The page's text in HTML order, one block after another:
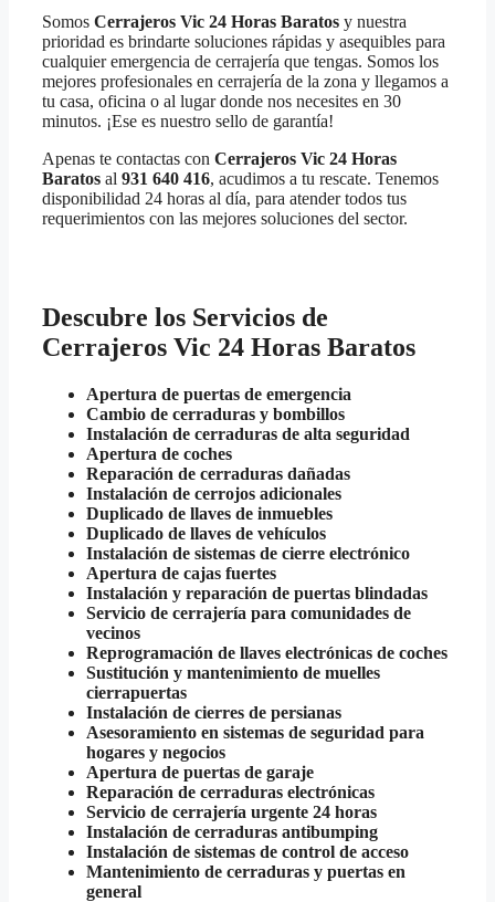
Somos Cerrajeros Vic 24 Horas Baratos y nuestra
prioridad es brindarte soluciones rápidas y asequibles para
cualquier emergencia de cerrajería que tengas. Somos los
mejores profesionales en cerrajería de la zona y llegamos a
tu casa, oficina o al lugar donde nos necesites en 30
minutos. ¡Ese es nuestro sello de garantía!
Apenas te contactas con Cerrajeros Vic 24 Horas
Baratos al 931 640 416, acudimos a tu rescate. Tenemos
disponibilidad 24 horas al día, para atender todos tus
requerimientos con las mejores soluciones del sector.
Descubre los Servicios de
Cerrajeros Vic 24 Horas Baratos
Apertura de puertas de emergencia
Cambio de cerraduras y bombillos
Instalación de cerraduras de alta seguridad
Apertura de coches
Reparación de cerraduras dañadas
Instalación de cerrojos adicionales
Duplicado de llaves de inmuebles
Duplicado de llaves de vehículos
Instalación de sistemas de cierre electrónico
Apertura de cajas fuertes
Instalación y reparación de puertas blindadas
Servicio de cerrajería para comunidades de
vecinos
Reprogramación de llaves electrónicas de coches
Sustitución y mantenimiento de muelles
cierrapuertas
Instalación de cierres de persianas
Asesoramiento en sistemas de seguridad para
hogares y negocios
Apertura de puertas de garaje
Reparación de cerraduras electrónicas
Servicio de cerrajería urgente 24 horas
Instalación de cerraduras antibumping
Instalación de sistemas de control de acceso
Mantenimiento de cerraduras y puertas en
general